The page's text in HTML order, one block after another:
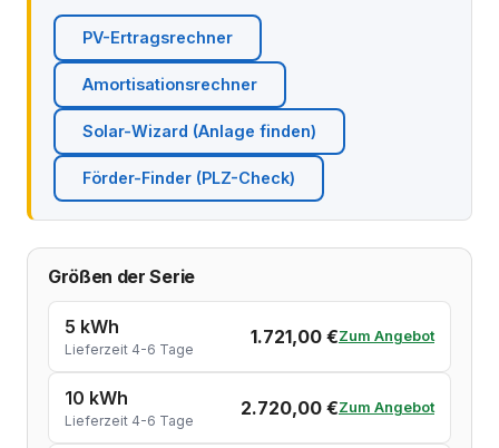
PV-Ertragsrechner
Amortisationsrechner
Solar-Wizard (Anlage finden)
Förder-Finder (PLZ-Check)
Größen der Serie
5 kWh
Lieferzeit 4-6 Tage
1.721,00 €Zum Angebot
10 kWh
Lieferzeit 4-6 Tage
2.720,00 €Zum Angebot